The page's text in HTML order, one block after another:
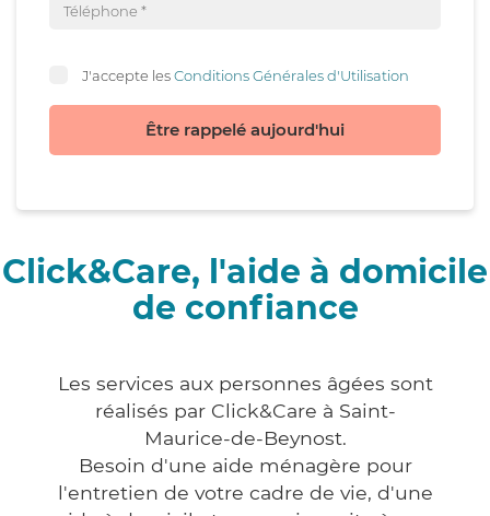
J'accepte lesConditions Générales d'Utilisation
Être rappelé aujourd'hui
Click&Care, l'aide à domicile
de confiance
Les services aux personnes âgées sont
réalisés par Click&Care à Saint-
Maurice-de-Beynost.
Besoin d'une aide ménagère pour
l'entretien de votre cadre de vie, d'une